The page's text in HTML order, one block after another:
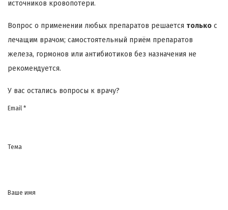
источников кровопотери.
Вопрос о применении любых препаратов решается только с
лечащим врачом; самостоятельный приём препаратов
железа, гормонов или антибиотиков без назначения не
рекомендуется.
У вас остались вопросы к врачу?
Email *
Тема
Ваше имя